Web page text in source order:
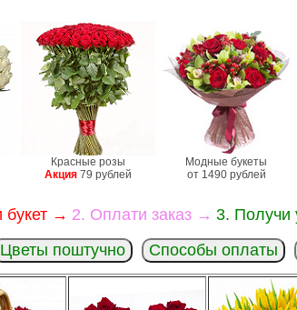
Красные розы
Акция 79 рублей
Модные букеты
от 1490 рублей
букет → 2. Оплати заказ → 3. Получи
Цветы поштучно Способы оплаты